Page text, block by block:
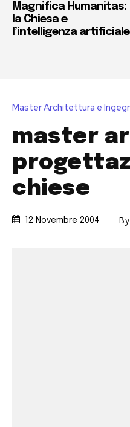
Magnifica Humanitas:
la Chiesa e
l’intelligenza artificiale